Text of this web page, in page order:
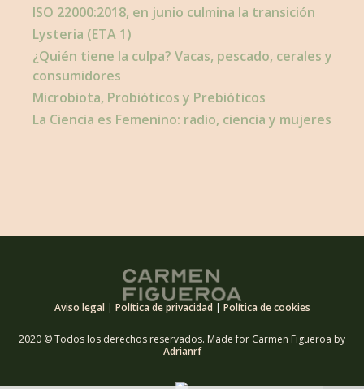
ISO 22000:2018, en junio culmina la transición
Lysteria (ETA 1)
¿Quién tiene la culpa? Vacas, pescado, cerales y
consumidores
Microbiota, Probióticos y Prebióticos
La Ciencia es Femenino: radio, ciencia y mujeres
Aviso legal Política de privacidad Política de cookies
2020 © Todos los derechos reservados. Made for Carmen Figueroa by
Adrianrf